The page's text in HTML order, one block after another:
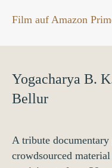
Film auf Amazon
Yogacharya B.
Bellur
A tribute
crowdsourced